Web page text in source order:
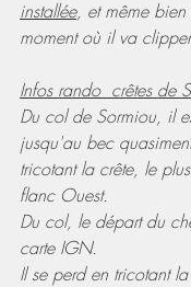
installée, et même bien
moment où il va
Infos rando  crêtes de
Du col de Sormiou, il
jusqu'au bec
tricotant la crête, le
flanc Ouest.
Du col, le départ du
carte IGN.
Il se perd en tricotant